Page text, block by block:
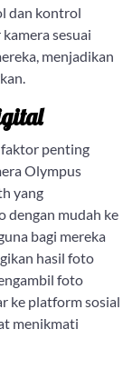
dan kontrol
sesuai
menjadikan
penting
Olympus
yang
dengan mudah ke
bagi mereka
hasil foto
foto
ke platform sosial
menikmati